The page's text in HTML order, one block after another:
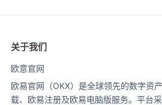
关于我们
欧意官网
欧易官网（OKX）是全球领先的数字资
载、欧易注册及欧易电脑版服务。平台